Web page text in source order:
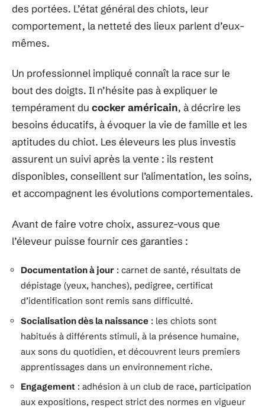
des portées. L’état général des chiots, leur
comportement, la netteté des lieux parlent d’eux-
mêmes.
Un professionnel impliqué connaît la race sur le
bout des doigts. Il n’hésite pas à expliquer le
tempérament du cocker américain, à décrire les
besoins éducatifs, à évoquer la vie de famille et les
aptitudes du chiot. Les éleveurs les plus investis
assurent un suivi après la vente : ils restent
disponibles, conseillent sur l’alimentation, les soins,
et accompagnent les évolutions comportementales.
Avant de faire votre choix, assurez-vous que
l’éleveur puisse fournir ces garanties :
Documentation à jour : carnet de santé, résultats de
dépistage (yeux, hanches), pedigree, certificat
d’identification sont remis sans difficulté.
Socialisation dès la naissance : les chiots sont
habitués à différents stimuli, à la présence humaine,
aux sons du quotidien, et découvrent leurs premiers
apprentissages dans un environnement riche.
Engagement : adhésion à un club de race, participation
aux expositions, respect strict des normes en vigueur